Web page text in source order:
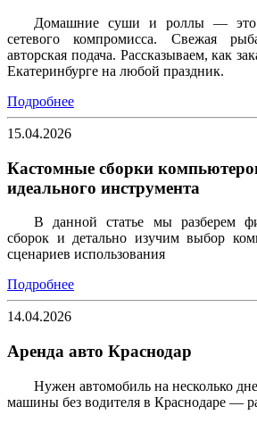
Домашние суши и роллы — это
сетевого компромисса. Свежая
авторская подача. Рассказываем, как
Екатеринбурге на любой праздник.
Подробнее
15.04.2026
Кастомные сборки
идеального инструмента
В данной статье мы разберем
сборок и детально изучим выбор
сценариев использования
Подробнее
14.04.2026
Аренда авто Краснодар
Нужен автомобиль на несколько
машины без водителя в Краснодаре —